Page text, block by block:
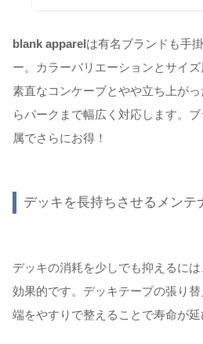
blank apparelは有名ブランドも手
ー。カラーバリエーションとサイズ
素直なコンケーブとやや立ち上が
らパークまで幅広く対応します。
属でさらにお得！
デッキを長持ちさせるメンテ
デッキの消耗を少しでも抑えるに
効果的です。デッキテープの張り
端をやすりで整えることで寿命が延